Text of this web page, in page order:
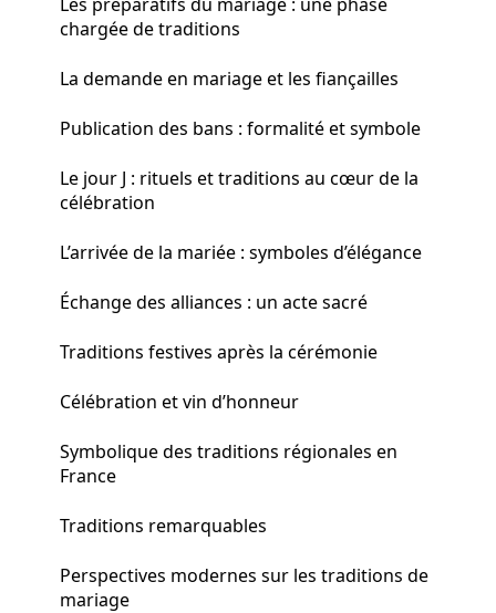
chargée de traditions
La demande en mariage et les fiançailles
Publication des bans : formalité et symbole
Le jour J : rituels et traditions au cœur de la
célébration
L’arrivée de la mariée : symboles d’élégance
Échange des alliances : un acte sacré
Traditions festives après la cérémonie
Célébration et vin d’honneur
Symbolique des traditions régionales en
France
Traditions remarquables
Perspectives modernes sur les traditions de
mariage